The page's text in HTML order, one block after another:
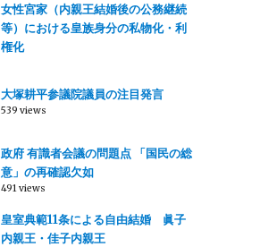
女性宮家（内親王結婚後の公務継続
等）における皇族身分の私物化・利
権化
大塚耕平参議院議員の注目発言
539 views
政府 有識者会議の問題点 「国民の総
意」の再確認欠如
491 views
皇室典範11条による自由結婚 眞子
内親王・佳子内親王